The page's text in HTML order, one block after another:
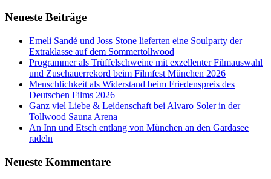
Neueste Beiträge
Emeli Sandé und Joss Stone lieferten eine Soulparty der
Extraklasse auf dem Sommertollwood
Programmer als Trüffelschweine mit exzellenter Filmauswahl
und Zuschauerrekord beim Filmfest München 2026
Menschlichkeit als Widerstand beim Friedenspreis des
Deutschen Films 2026
Ganz viel Liebe & Leidenschaft bei Alvaro Soler in der
Tollwood Sauna Arena
An Inn und Etsch entlang von München an den Gardasee
radeln
Neueste Kommentare